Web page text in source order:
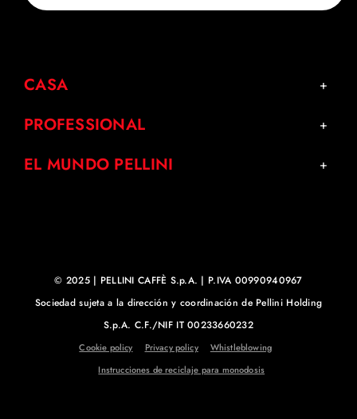
CASA
PROFESSIONAL
EL MUNDO PELLINI
© 2025 | PELLINI CAFFÈ S.p.A. | P.IVA 00990940967
Sociedad sujeta a la dirección y coordinación de Pellini Holding
S.p.A. C.F./NIF IT 00233660232
Cookie policy Privacy policy
Whistleblowing
Instrucciones de reciclaje para monodosis